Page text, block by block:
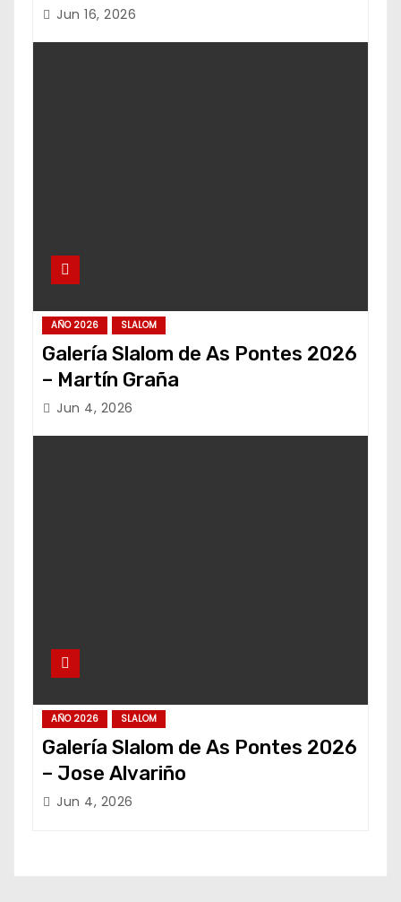
Jun 16, 2026
AÑO 2026 SLALOM
Galería Slalom de As Pontes 2026
– Martín Graña
Jun 4, 2026
AÑO 2026 SLALOM
Galería Slalom de As Pontes 2026
– Jose Alvariño
Jun 4, 2026